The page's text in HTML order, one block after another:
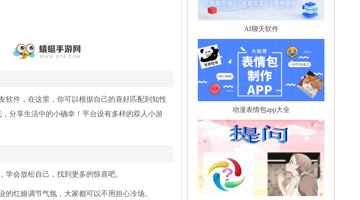
软件，在这里，你可以根据自己的喜好匹配到知性
分享生活中的小确幸！平台设有多样的双人小游
会放松自己，找到更多的惊喜吧。
红娘调节气氛，大家都可以不用担心冷场。
AI聊天软件
动漫表情包app大全